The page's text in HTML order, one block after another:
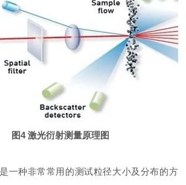
图4 激光衍射测量原理图
一种非常常用的测试粒径大小及分布的方